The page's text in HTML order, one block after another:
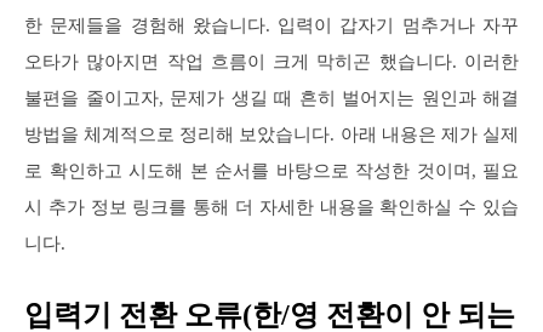
한 문제들을 경험해 왔습니다. 입력이 갑자기 멈추거나 자꾸
오타가 많아지면 작업 흐름이 크게 막히곤 했습니다. 이러한
불편을 줄이고자, 문제가 생길 때 흔히 벌어지는 원인과 해결
방법을 체계적으로 정리해 보았습니다. 아래 내용은 제가 실제
로 확인하고 시도해 본 순서를 바탕으로 작성한 것이며, 필요
시 추가 정보 링크를 통해 더 자세한 내용을 확인하실 수 있습
니다.
입력기 전환 오류(한/영 전환이 안 되는